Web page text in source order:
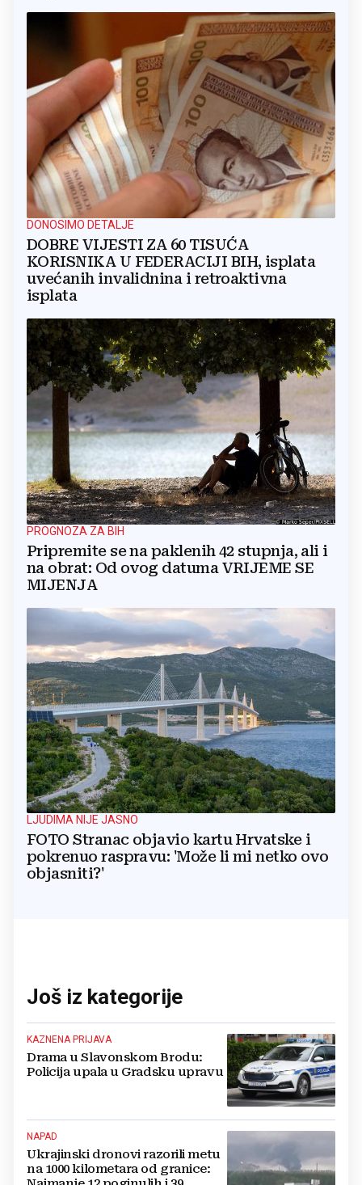
DONOSIMO DETALJE
DOBRE VIJESTI ZA 60 TISUĆA
KORISNIKA U FEDERACIJI BIH, isplata
uvećanih invalidnina i retroaktivna
isplata
PROGNOZA ZA BIH
Pripremite se na paklenih 42 stupnja, ali i
na obrat: Od ovog datuma VRIJEME SE
MIJENJA
LJUDIMA NIJE JASNO
FOTO Stranac objavio kartu Hrvatske i
pokrenuo raspravu: 'Može li mi netko ovo
objasniti?'
Još iz kategorije
KAZNENA PRIJAVA
Drama u Slavonskom Brodu:
Policija upala u Gradsku upravu
NAPAD
Ukrajinski dronovi razorili metu
na 1000 kilometara od granice: